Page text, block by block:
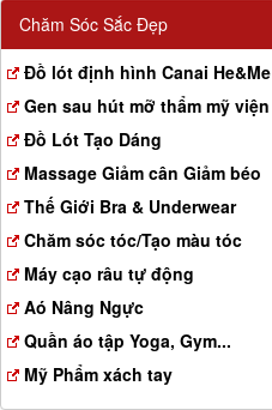
Chăm Sóc Sắc Đẹp
Đồ lót định hình Canai He&Me
Gen sau hút mỡ thẩm mỹ viện
Đồ Lót Tạo Dáng
Massage Giảm cân Giảm béo
Thế Giới Bra & Underwear
Chăm sóc tóc/Tạo màu tóc
Máy cạo râu tự động
Aó Nâng Ngực
Quần áo tập Yoga, Gym...
Mỹ Phẩm xách tay